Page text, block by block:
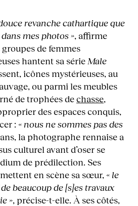
revanche cathartique que
mes photos », affirme
de femmes
hantent sa série Male
icônes mystérieuses, au
ou parmi les meubles
de trophées dechasse,
des espaces conquis,
: « nous ne sommes pas des
la photographe rennaise a
culturel avant d’oser se
de prédilection. Ses
en scène sa sœur, « le
beaucoup de [s]es travaux
», précise-t-elle. À ses côtés,